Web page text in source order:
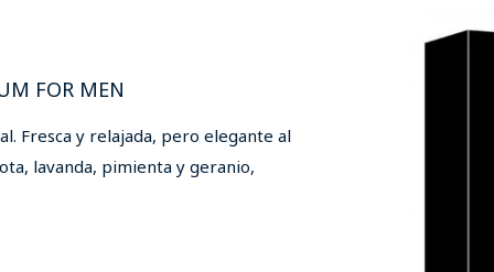
FOR MEN
Fresca y relajada, pero elegante al
lavanda, pimienta y geranio,